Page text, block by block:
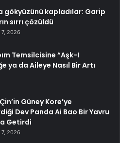
gökyüzünü kapladılar: Garip
sırrı çözüldü
2026
Temsilcisine “Aşk-I
ya da Aileye Nasıl Bir Artı
Güney Kore’ye
Dev Panda Ai Bao Bir Yavru
Getirdi
2026